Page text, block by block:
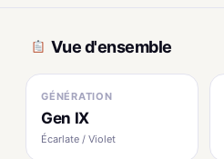
Vue d'ensemble
GÉNÉRATION
Gen IX
Écarlate / Violet